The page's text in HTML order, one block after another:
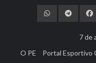
7 de
O PE
Portal Esportivo